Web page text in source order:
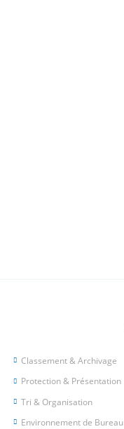
Classement & Archivage
Protection & Présentation
Tri & Organisation
Environnement de Bureau